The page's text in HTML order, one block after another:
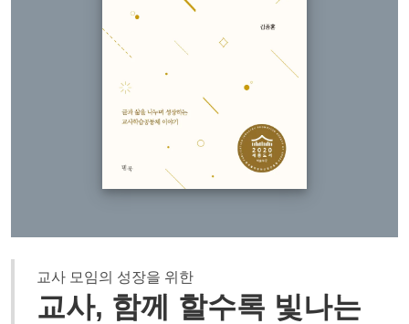
교사 모임의 성장을 위한
교사, 함께 할수록 빛나는